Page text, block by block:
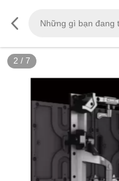
2 / 7